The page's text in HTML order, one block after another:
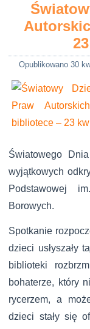
Opublikowano 30
Światowego
wyjątkowych
Podstawowej
Borowych.
Spotkanie
dzieci usłyszały
biblioteki
bohaterze, który
rycerzem, a
dzieci stały się